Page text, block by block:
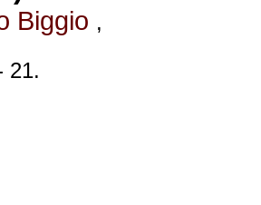
Biggio ,
21.